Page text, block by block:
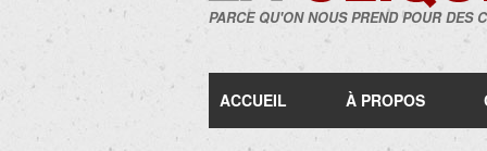
PARCE QU'ON NOUS PREND POUR DES
ACCUEIL À PROPOS